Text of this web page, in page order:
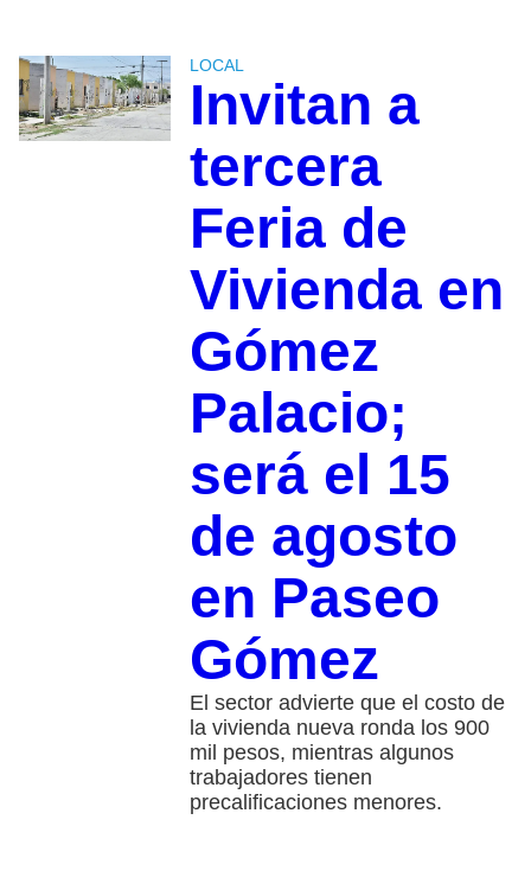
LOCAL
Invitan a
tercera
Feria de
Vivienda en
Gómez
Palacio;
será el 15
de agosto
en Paseo
Gómez
El sector advierte que el costo de
la vivienda nueva ronda los 900
mil pesos, mientras algunos
trabajadores tienen
precalificaciones menores.